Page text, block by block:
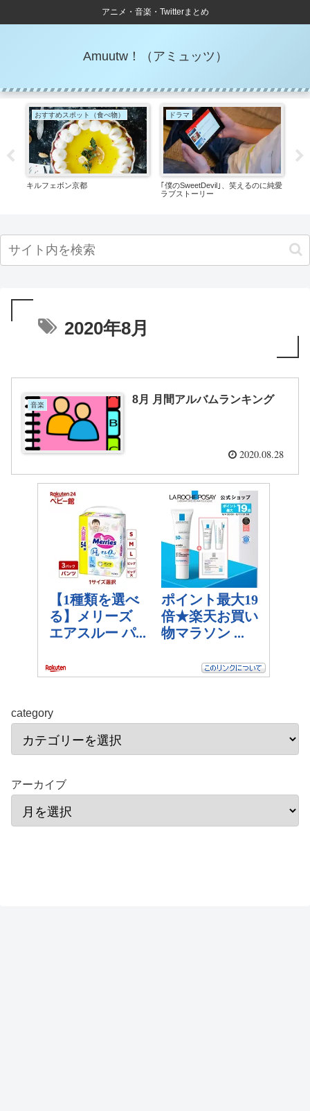
アニメ・音楽・Twitterまとめ
Amuutw！（アミュッツ）
おすすめスポット（食べ物）
キルフェボン京都
ドラマ
｢僕のSweetDevil｣、笑えるのに純愛
ラブストーリー
2020年8月
音楽 8月 月間アルバムランキング
2020.08.28
category
アーカイブ